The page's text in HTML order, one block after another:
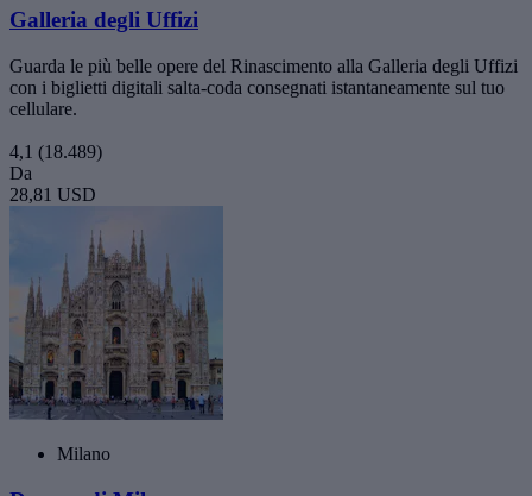
Galleria degli Uffizi
Guarda le più belle opere del Rinascimento alla Galleria degli Uffizi
con i biglietti digitali salta-coda consegnati istantaneamente sul tuo
cellulare.
4,1 (18.489)
Da
28,81 USD
Milano